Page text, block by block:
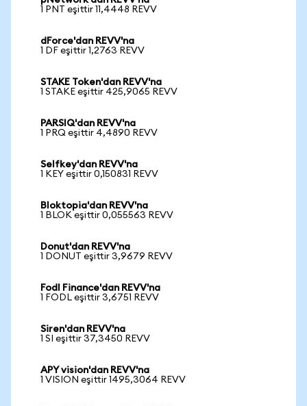
1 PNT eşittir 11,4448 REVV
dForce'dan REVV'na
1 DF eşittir 1,2763 REVV
STAKE Token'dan REVV'na
1 STAKE eşittir 425,9065 REVV
PARSIQ'dan REVV'na
1 PRQ eşittir 4,4890 REVV
Selfkey'dan REVV'na
1 KEY eşittir 0,150831 REVV
Bloktopia'dan REVV'na
1 BLOK eşittir 0,055563 REVV
Donut'dan REVV'na
1 DONUT eşittir 3,9679 REVV
Fodl Finance'dan REVV'na
1 FODL eşittir 3,6751 REVV
Siren'dan REVV'na
1 SI eşittir 37,3450 REVV
APY vision'dan REVV'na
1 VISION eşittir 1495,3064 REVV